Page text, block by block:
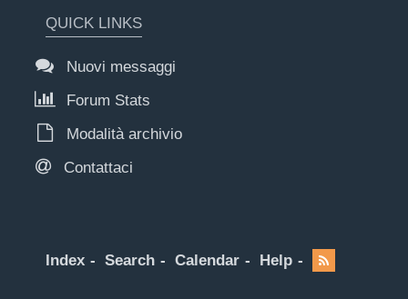
QUICK LINKS
Nuovi messaggi
Forum Stats
Modalità archivio
Contattaci
Index Search Calendar Help